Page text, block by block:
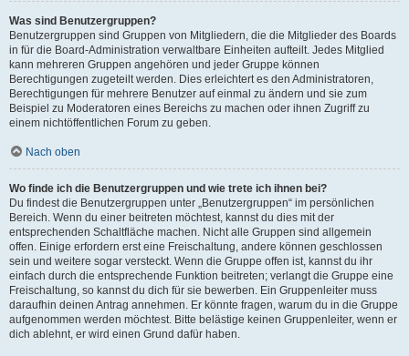
Was sind Benutzergruppen?
Benutzergruppen sind Gruppen von Mitgliedern, die die Mitglieder des Boards
in für die Board-Administration verwaltbare Einheiten aufteilt. Jedes Mitglied
kann mehreren Gruppen angehören und jeder Gruppe können
Berechtigungen zugeteilt werden. Dies erleichtert es den Administratoren,
Berechtigungen für mehrere Benutzer auf einmal zu ändern und sie zum
Beispiel zu Moderatoren eines Bereichs zu machen oder ihnen Zugriff zu
einem nichtöffentlichen Forum zu geben.
Nach oben
Wo finde ich die Benutzergruppen und wie trete ich ihnen bei?
Du findest die Benutzergruppen unter „Benutzergruppen“ im persönlichen
Bereich. Wenn du einer beitreten möchtest, kannst du dies mit der
entsprechenden Schaltfläche machen. Nicht alle Gruppen sind allgemein
offen. Einige erfordern erst eine Freischaltung, andere können geschlossen
sein und weitere sogar versteckt. Wenn die Gruppe offen ist, kannst du ihr
einfach durch die entsprechende Funktion beitreten; verlangt die Gruppe eine
Freischaltung, so kannst du dich für sie bewerben. Ein Gruppenleiter muss
daraufhin deinen Antrag annehmen. Er könnte fragen, warum du in die Gruppe
aufgenommen werden möchtest. Bitte belästige keinen Gruppenleiter, wenn er
dich ablehnt, er wird einen Grund dafür haben.